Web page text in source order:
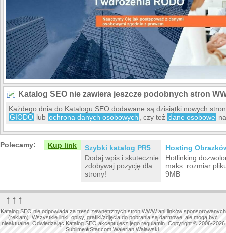
Katalog SEO nie zawiera jeszcze podobnych stron
Każdego dnia do Katalogu SEO dodawane są dzisiątki nowych
GIODO lub ochrona danych osobowych , czy też dane osobowe
Polecamy: Kup link
Szybki katalog PR5
Dodaj wpis i skutecznie
zdobywaj pozycję dla
strony!
Hosting
Hotlinking
maks. rozmiar
9MB
↑↑↑
Katalog SEO nie odpowiada za treść zewnętrznych stron WWW ani linków sponsorowanych
(reklam). Wszystkie linki, opisy, grafiki/zdjęcia do pobrania są darmowe, ale mogą być
nieaktualne. Odwiedzając Katalog SEO akceptujesz jego regulamin. Copyright © 2006-2026
Sublime★Star.com Walerian Walawski